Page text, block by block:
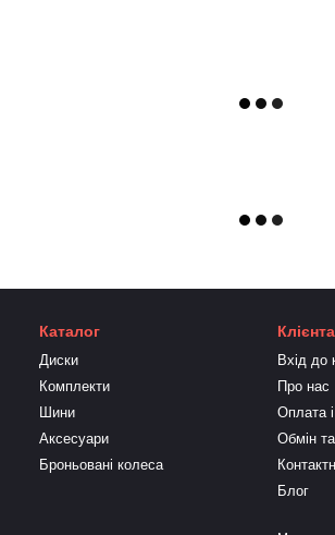
Каталог
Диски
Комплекти
Шини
Аксесуари
Броньовані колеса
Вхід до
Про нас
Оплата
Обмін
Блог